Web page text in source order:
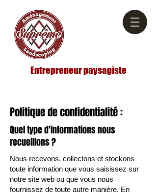
Entrepreneur paysagiste
Politique de confidentialité :
Quel type d'informations nous
recueillons ?
Nous recevons, collectons et stockons
toute information que vous saisissez sur
notre site web ou que vous nous
fournissez de toute autre manière. En